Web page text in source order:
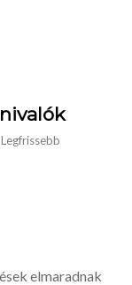
Legfrissebb
elmaradnak